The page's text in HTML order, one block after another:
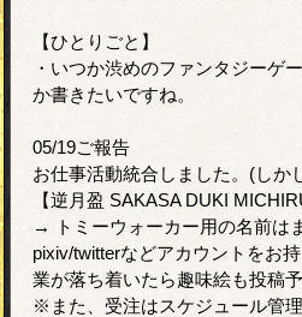
【ひとりごと】
・いつか渋めのファンタジーゲ
か書きたいですね。
05/19ご報告
お仕事活動統合しました。(し
【逆月盈 SAKASA DUKI
→ トミーウォーカー用の名前は
pixiv/twitterなどアカウントをお
業が落ち着いたら趣味絵も投稿予
※また、受注はスケジュール管